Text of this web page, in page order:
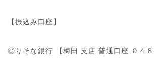
【振込み口座】
◎りそな銀行 【梅田 支店 普通口座 ０４８